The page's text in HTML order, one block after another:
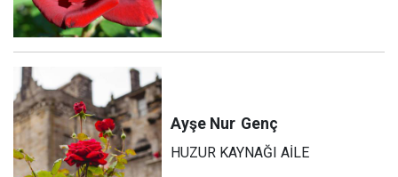
Ayşe Nur Genç
HUZUR KAYNAĞI AİLE